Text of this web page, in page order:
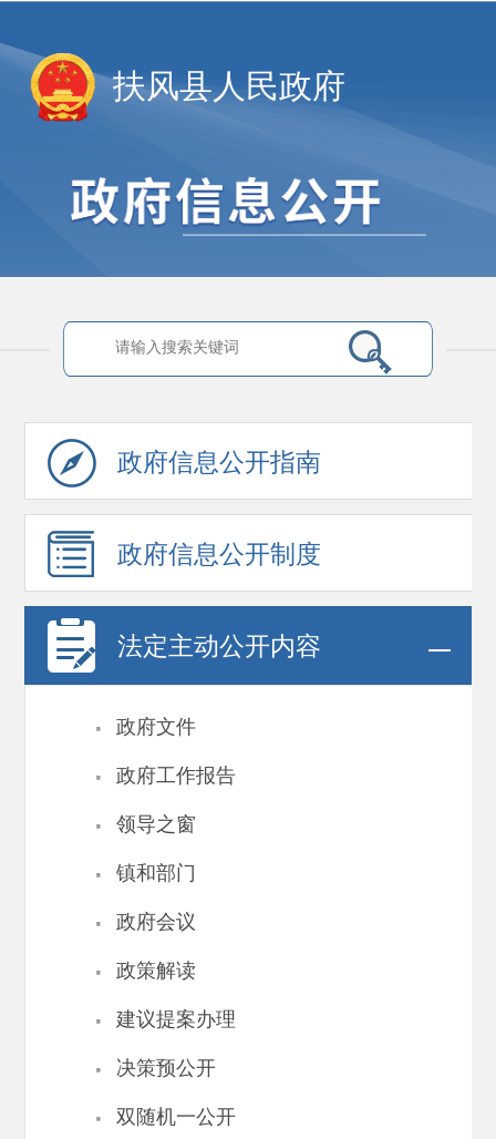
扶风县人民政府
政府信息公开指南
政府信息公开制度
法定主动公开内容
· 政府文件
· 政府工作报告
· 领导之窗
· 镇和部门
· 政府会议
· 政策解读
· 建议提案办理
· 决策预公开
· 双随机一公开